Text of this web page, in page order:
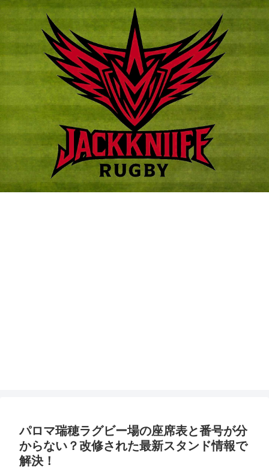
パロマ瑞穂ラグビー場の座席表と番号が分
からない？改修された最新スタンド情報で
解決！